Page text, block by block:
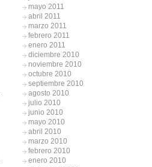
mayo 2011
abril 2011
marzo 2011
febrero 2011
enero 2011
diciembre 2010
noviembre 2010
octubre 2010
septiembre 2010
agosto 2010
julio 2010
junio 2010
mayo 2010
abril 2010
marzo 2010
febrero 2010
enero 2010